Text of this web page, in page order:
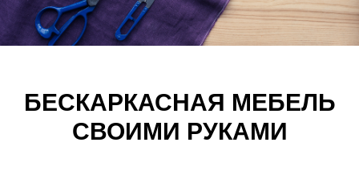
БЕСКАРКАСНАЯ МЕБЕЛЬ
СВОИМИ РУКАМИ